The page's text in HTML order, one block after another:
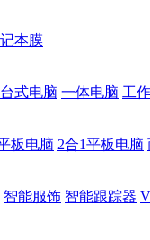
本膜
式电脑 一体电脑 工
板电脑 2合1平板电脑
智能服饰 智能跟踪器